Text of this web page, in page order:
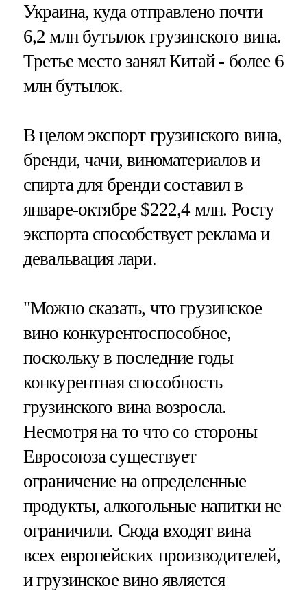
Украина, куда отправлено почти
6,2 млн бутылок грузинского вина.
Третье место занял Китай - более 6
млн бутылок.
В целом экспорт грузинского вина,
бренди, чачи, виноматериалов и
спирта для бренди составил в
январе-октябре $222,4 млн. Росту
экспорта способствует реклама и
девальвация лари.
"Можно сказать, что грузинское
вино конкурентоспособное,
поскольку в последние годы
конкурентная способность
грузинского вина возросла.
Несмотря на то что со стороны
Евросоюза существует
ограничение на определенные
продукты, алкогольные напитки не
ограничили. Сюда входят вина
всех европейских производителей,
и грузинское вино является